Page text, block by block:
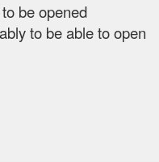
be opened
to be able to open